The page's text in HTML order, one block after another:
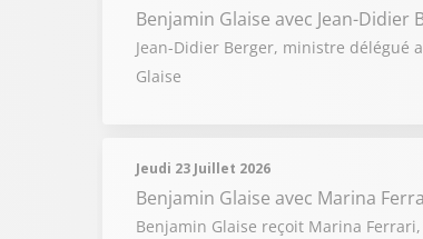
Benjamin Glaise avec Jean-Didier
Jean-Didier Berger, ministre
Glaise
Jeudi 23 Juillet 2026
Benjamin Glaise avec Marina
Benjamin Glaise reçoit Marina